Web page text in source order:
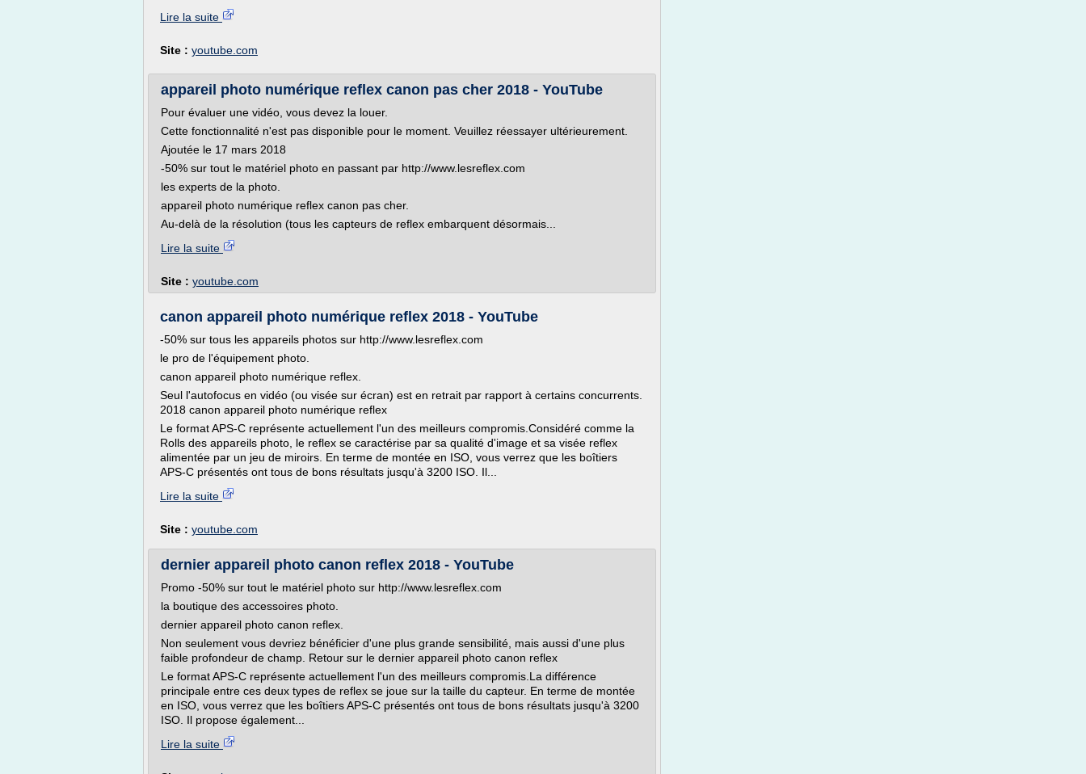
Lire la suite
Site : youtube.com
appareil photo numérique reflex canon pas cher 2018 - YouTube
Pour évaluer une vidéo, vous devez la louer.
Cette fonctionnalité n'est pas disponible pour le moment. Veuillez réessayer ultérieurement.
Ajoutée le 17 mars 2018
-50% sur tout le matériel photo en passant par http://www.lesreflex.com
les experts de la photo.
appareil photo numérique reflex canon pas cher.
Au-delà de la résolution (tous les capteurs de reflex embarquent désormais...
Lire la suite
Site : youtube.com
canon appareil photo numérique reflex 2018 - YouTube
-50% sur tous les appareils photos sur http://www.lesreflex.com
le pro de l'équipement photo.
canon appareil photo numérique reflex.
Seul l'autofocus en vidéo (ou visée sur écran) est en retrait par rapport à certains concurrents.
2018 canon appareil photo numérique reflex
Le format APS-C représente actuellement l'un des meilleurs compromis.Considéré comme la
Rolls des appareils photo, le reflex se caractérise par sa qualité d'image et sa visée reflex
alimentée par un jeu de miroirs. En terme de montée en ISO, vous verrez que les boîtiers
APS-C présentés ont tous de bons résultats jusqu'à 3200 ISO. Il...
Lire la suite
Site : youtube.com
dernier appareil photo canon reflex 2018 - YouTube
Promo -50% sur tout le matériel photo sur http://www.lesreflex.com
la boutique des accessoires photo.
dernier appareil photo canon reflex.
Non seulement vous devriez bénéficier d'une plus grande sensibilité, mais aussi d'une plus
faible profondeur de champ. Retour sur le dernier appareil photo canon reflex
Le format APS-C représente actuellement l'un des meilleurs compromis.La différence
principale entre ces deux types de reflex se joue sur la taille du capteur. En terme de montée
en ISO, vous verrez que les boîtiers APS-C présentés ont tous de bons résultats jusqu'à 3200
ISO. Il propose également...
Lire la suite